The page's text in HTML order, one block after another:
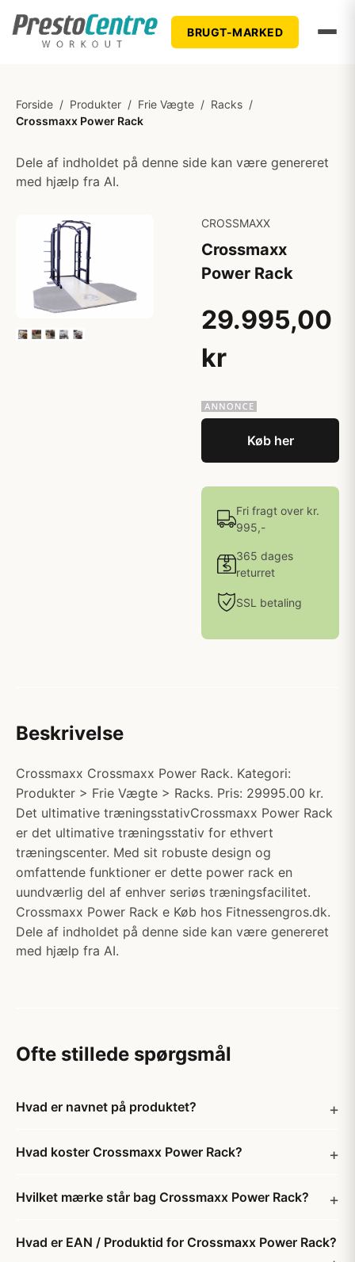
BRUGT-MARKED
Forside / Produkter / Frie Vægte / Racks /
Crossmaxx Power Rack
Dele af indholdet på denne side kan være genereret
med hjælp fra AI.
CROSSMAXX
Crossmaxx
Power Rack
29.995,00
kr
Køb her
Fri fragt over kr.
995,-
365 dages
returret
SSL betaling
Beskrivelse
Crossmaxx Crossmaxx Power Rack. Kategori:
Produkter > Frie Vægte > Racks. Pris: 29995.00 kr.
Det ultimative træningsstativCrossmaxx Power Rack
er det ultimative træningsstativ for ethvert
træningscenter. Med sit robuste design og
omfattende funktioner er dette power rack en
uundværlig del af enhver seriøs træningsfacilitet.
Crossmaxx Power Rack e Køb hos Fitnessengros.dk.
Dele af indholdet på denne side kan være genereret
med hjælp fra AI.
Ofte stillede spørgsmål
Hvad er navnet på produktet?
Hvad koster Crossmaxx Power Rack?
Hvilket mærke står bag Crossmaxx Power Rack?
Hvad er EAN / Produktid for Crossmaxx Power Rack?